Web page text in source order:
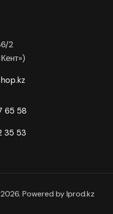
2
65 58
35 53
Powered by Iprod.kz